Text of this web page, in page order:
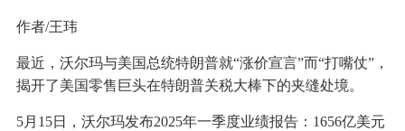
作者/王玮
最近，沃尔玛与美国总统特朗普就“涨价宣言”而“打嘴仗”，
揭开了美国零售巨头在特朗普关税大棒下的夹缝处境。
5月15日，沃尔玛发布2025年一季度业绩报告：1656亿美元